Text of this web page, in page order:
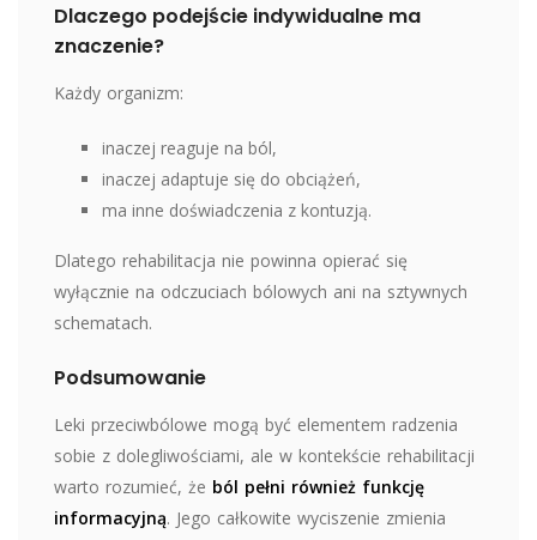
Dlaczego podejście indywidualne ma
znaczenie?
Każdy organizm:
inaczej reaguje na ból,
inaczej adaptuje się do obciążeń,
ma inne doświadczenia z kontuzją.
Dlatego rehabilitacja nie powinna opierać się
wyłącznie na odczuciach bólowych ani na sztywnych
schematach.
Podsumowanie
Leki przeciwbólowe mogą być elementem radzenia
sobie z dolegliwościami, ale w kontekście rehabilitacji
warto rozumieć, że ból pełni również funkcję
informacyjną. Jego całkowite wyciszenie zmienia